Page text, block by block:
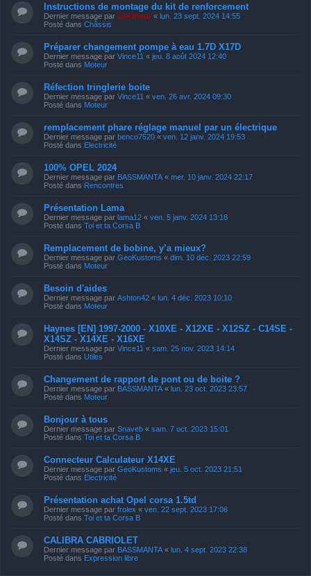
Instructions de montage du kit de renforcement
Dernier message par LeKiffeur « lun. 23 sept. 2024 14:55
Posté dans Châssis
Préparer changement pompe à eau 1.7D X17D
Dernier message par Vince11 « jeu. 8 août 2024 12:40
Posté dans Moteur
Réfection tringlerie boite
Dernier message par Vince11 « ven. 26 avr. 2024 09:30
Posté dans Moteur
remplacement phare réglage manuel par un électrique
Dernier message par benco7520 « ven. 12 janv. 2024 19:53
Posté dans Electricité
100% OPEL 2024
Dernier message par BASSMANTA « mer. 10 janv. 2024 22:17
Posté dans Rencontres
Présentation Lama
Dernier message par lama12 « ven. 5 janv. 2024 13:18
Posté dans Toi et ta Corsa B
Remplacement de bobine, y’a mieux?
Dernier message par GeoKustoms « dim. 10 déc. 2023 22:59
Posté dans Moteur
Besoin d'aides
Dernier message par Ashton42 « lun. 4 déc. 2023 10:10
Posté dans Moteur
Haynes [EN] 1997-2000 - X10XE - X12XE - X12SZ - C14SE -
X14SZ - X14XE - X16XE
Dernier message par Vince11 « sam. 25 nov. 2023 14:14
Posté dans Utiles
Changement de rapport de pont ou de boite ?
Dernier message par BASSMANTA « lun. 23 oct. 2023 23:57
Posté dans Moteur
Bonjour à tous
Dernier message par Snaveb « sam. 7 oct. 2023 15:01
Posté dans Toi et ta Corsa B
Connecteur Calculateur X14XE
Dernier message par GeoKustoms « jeu. 5 oct. 2023 21:51
Posté dans Electricité
Présentation achat Opel corsa 1.5td
Dernier message par frolex « ven. 22 sept. 2023 17:06
Posté dans Toi et ta Corsa B
CALIBRA CABRIOLET
Dernier message par BASSMANTA « lun. 4 sept. 2023 22:38
Posté dans Expression libre